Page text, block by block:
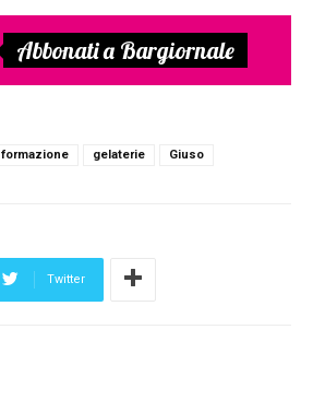
Abbonati a Bargiornale
formazione gelaterie Giuso
Twitter